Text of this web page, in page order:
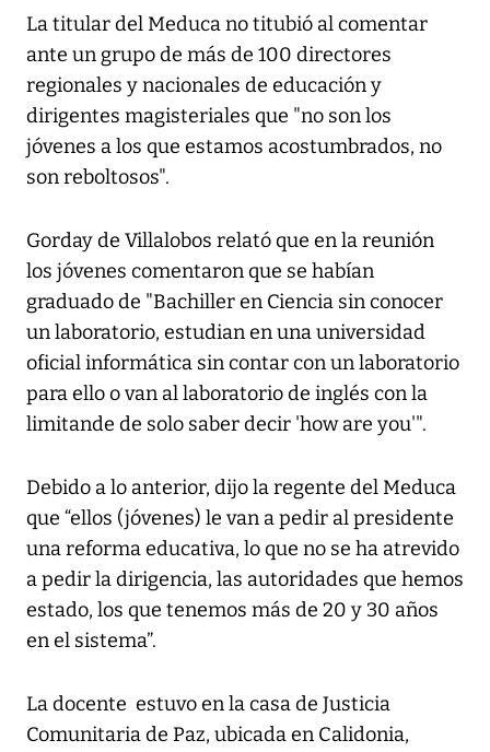
La titular del Meduca no titubió al comentar
ante un grupo de más de 100 directores
regionales y nacionales de educación y
dirigentes magisteriales que "no son los
jóvenes a los que estamos acostumbrados, no
son reboltosos".
Gorday de Villalobos relató que en la reunión
los jóvenes comentaron que se habían
graduado de "Bachiller en Ciencia sin conocer
un laboratorio, estudian en una universidad
oficial informática sin contar con un laboratorio
para ello o van al laboratorio de inglés con la
limitande de solo saber decir 'how are you'".
Debido a lo anterior, dijo la regente del Meduca
que “ellos (jóvenes) le van a pedir al presidente
una reforma educativa, lo que no se ha atrevido
a pedir la dirigencia, las autoridades que hemos
estado, los que tenemos más de 20 y 30 años
en el sistema”.
La docente estuvo en la casa de Justicia
Comunitaria de Paz, ubicada en Calidonia,